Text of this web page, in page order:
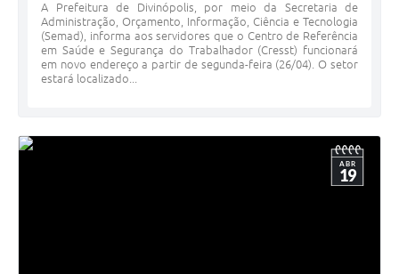
A Prefeitura de Divinópolis, por meio da Secretaria de
Administração, Orçamento, Informação, Ciência e Tecnologia
(Semad), informa aos servidores que o Centro de Referência
em Saúde e Segurança do Trabalhador (Cresst) funcionará
em novo endereço a partir de segunda-feira (26/04). O setor
estará localizado...
ABR
19